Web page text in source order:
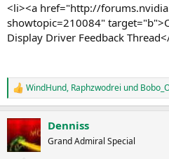
<li><a href="http://
showtopic=210084"
Display Driver Feedback
R
e
k
t
i
WindHund, Raphzwodrei und
Denniss
Grand Admiral Special